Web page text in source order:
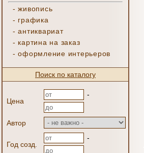
-живопись
- графика
-антиквариат
- картина на заказ
-оформление интерьеров
Поиск по каталогу
Цена
-
Автор
Год созд.
-